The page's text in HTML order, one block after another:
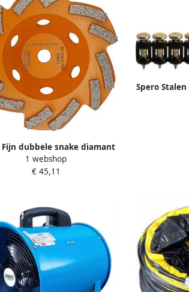
Fijn dubbele snake diamant
| Ø125mm | beton |
H=40mm TBV SPHS1001B-PR
1 webshop
€ 45,11
Spero
500 stuks